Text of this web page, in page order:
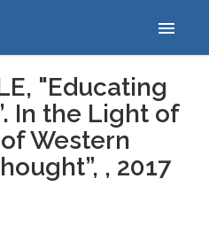
menu
Educational Thought”,…
"Educating
In the Light of
Western
, 2017